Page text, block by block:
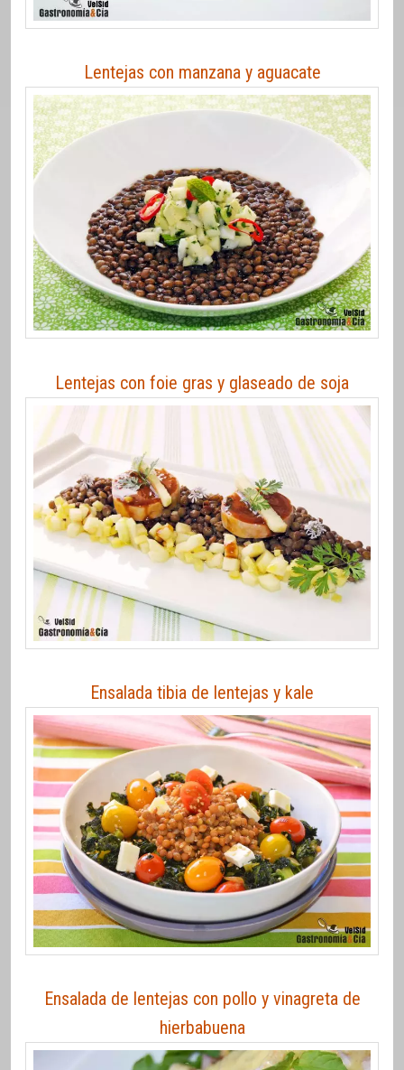
Lentejas con manzana y aguacate
Lentejas con foie gras y glaseado de soja
Ensalada tibia de lentejas y kale
Ensalada de lentejas con pollo y vinagreta de
hierbabuena